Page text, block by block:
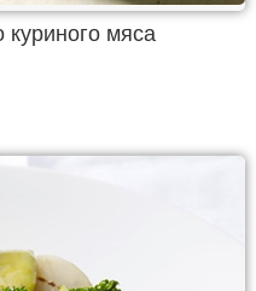
куриного мяса